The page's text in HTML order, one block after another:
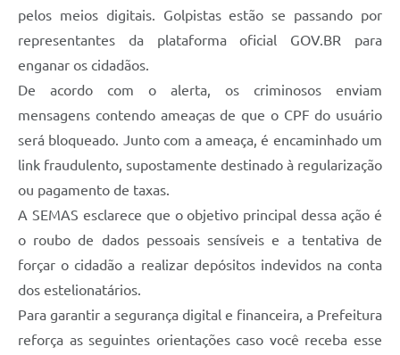
Emprega Barbacena
Regularização de bairros
Carta de Serviços
Arquivos para Download
Legislação
Transparência
SIC
pelos meios digitais. Golpistas estão se passando por
representantes da plataforma oficial GOV.BR para
enganar os cidadãos.
De acordo com o alerta, os criminosos enviam
mensagens contendo ameaças de que o CPF do usuário
será bloqueado. Junto com a ameaça, é encaminhado um
link fraudulento, supostamente destinado à regularização
ou pagamento de taxas.
A SEMAS esclarece que o objetivo principal dessa ação é
o roubo de dados pessoais sensíveis e a tentativa de
forçar o cidadão a realizar depósitos indevidos na conta
dos estelionatários.
Para garantir a segurança digital e financeira, a Prefeitura
reforça as seguintes orientações caso você receba esse